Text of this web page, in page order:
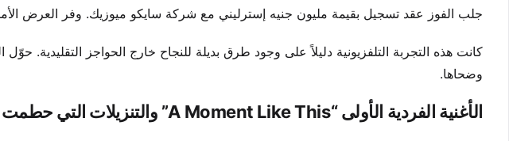
جلب الفوز عقد تسجيل بقيمة مليون جنيه إسترليني مع شركة سايكو ميوزيك. وفر العرض
كانت هذه التجربة التلفزيونية دليلاً على وجود طرق بديلة للنجاح خارج الحواجز التقليدية.
وضحاها.
الأغنية الفردية الأولى “A Moment Like This” والتنزيلات التي حطمت الأرقام القياسية